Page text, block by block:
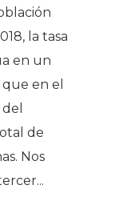
la tasa
en un
en el
de
Nos